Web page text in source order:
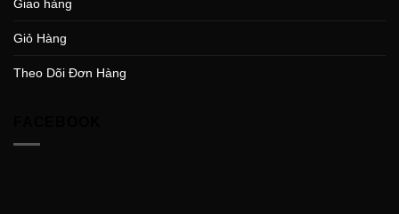
Giao hàng
Giỏ Hàng
Theo Dõi Đơn Hàng